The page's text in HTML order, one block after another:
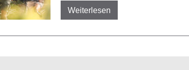
Weiterlesen